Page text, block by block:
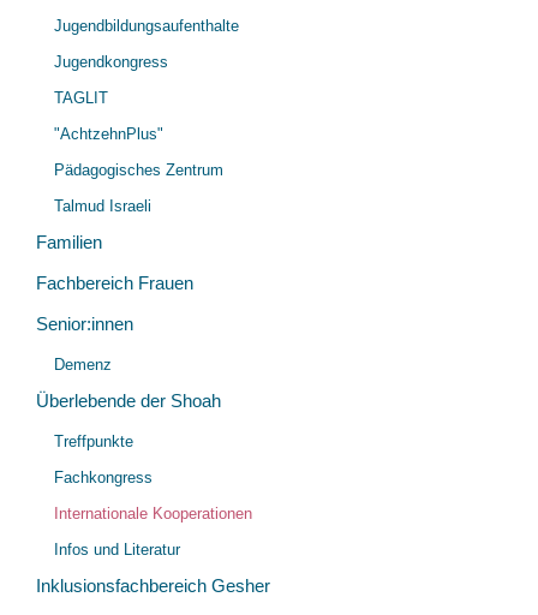
Jugendbildungsaufenthalte
Jugendkongress
TAGLIT
"AchtzehnPlus"
Pädagogisches Zentrum
Talmud Israeli
Familien
Fachbereich Frauen
Senior:innen
Demenz
Überlebende der Shoah
Treffpunkte
Fachkongress
Internationale Kooperationen
Infos und Literatur
Inklusionsfachbereich Gesher